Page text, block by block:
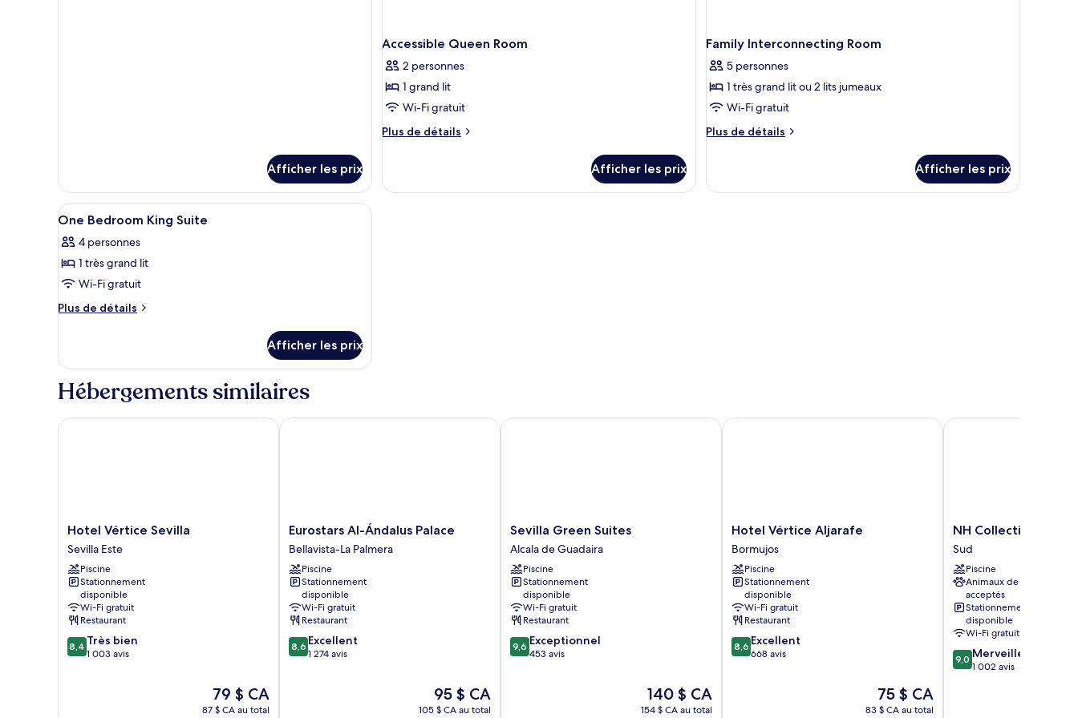
Afficher les prix
Accessible Queen Room
2 personnes
1 grand lit
Wi-Fi gratuit
Plus de détails
Plus
Accessible
Afficher les prix
Family Interconnecting Room
5 personnes
1 très grand lit ou 2 lits jumeaux
Wi-Fi gratuit
Plus de détails
Plus
Family
Afficher les prix
Afficher
toutes
les
photos
pour
ce
chambre :
Bedroom
King
Suite
Coffre-fort pour ordinateur portable, rideaux d’obscurcissement
1
One Bedroom King Suite
4 personnes
1 très grand lit
Wi-Fi gratuit
Plus de détails
Plus
One
Bedroom
King
Afficher les prix
Hébergements similaires
Hotel
Vértice
Sevilla
Sevilla
Este
Hotel Vértice Sevilla
Sevilla Este
Piscine
Stationnement
disponible
Wi-Fi gratuit
Restaurant
8.4
sur
8,4 Très bien
1 003 avis
Le
prix
79 $ CA
87 $ CA au total
Hotel Vértice Sevilla
Eurostars
Al-
Ándalus
Palace
Bellavista-
La
Palmera
Eurostars Al-Ándalus Palace
Bellavista-La Palmera
Piscine
Stationnement
disponible
Wi-Fi gratuit
Restaurant
8.6
sur
8,6 Excellent
1 274 avis
Le
prix
95 $ CA
105 $ CA au total
Eurostars Al-Ándalus Palace
Sevilla
Green
Suites
Alcala
de
Guadaira
Sevilla Green Suites
Alcala de Guadaira
Piscine
Stationnement
disponible
Wi-Fi gratuit
Restaurant
9.6
sur
9,6 Exceptionnel
453 avis
Le
prix
140 $ CA
154 $ CA au total
Sevilla Green Suites
Hotel
Vértice
Aljarafe
Bormujos
Hotel Vértice Aljarafe
Bormujos
Piscine
Stationnement
disponible
Wi-Fi gratuit
Restaurant
8.6
sur
8,6 Excellent
668 avis
Le
prix
75 $ CA
83 $ CA au total
Hotel Vértice Aljarafe
NH
Collection
Sevilla
Sud
NH Collection Sevilla
Sud
Piscine
Animaux de compagnie
acceptés
Stationnement
disponible
Wi-Fi gratuit
9.0
sur
9,0 Merveilleux
1 002 avis
NH Collection Sevilla